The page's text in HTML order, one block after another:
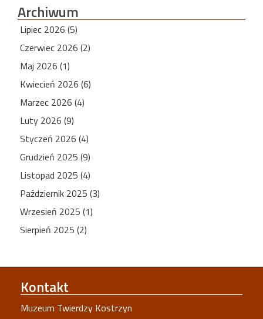
Archiwum
Lipiec 2026 (5)
Czerwiec 2026 (2)
Maj 2026 (1)
Kwiecień 2026 (6)
Marzec 2026 (4)
Luty 2026 (9)
Styczeń 2026 (4)
Grudzień 2025 (9)
Listopad 2025 (4)
Październik 2025 (3)
Wrzesień 2025 (1)
Sierpień 2025 (2)
Kontakt
Muzeum Twierdzy Kostrzyn